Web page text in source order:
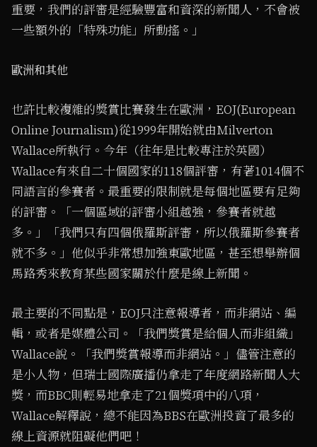
重要，我們的評審是經驗豐富和資深的新聞人，不會被
一些額外的「特殊功能」所動搖。」
歐洲和其他
也許比較複雜的獎賞比賽發生在歐洲，EOJ(European
Online Journalism)從1999年開始就由Milverton
Wallace所執行。今年（往年是比較專注於英國）
Wallace有來自二十個國家的118個評審，有著1014個不
同語言的參賽者。最重要的限制就是每個地區要有足夠
的評審。「一個區域的評審小組越強，參賽者就越
多。」「我們只有四個俄羅斯評審，所以俄羅斯參賽者
就不多。」他似乎非常想加強東歐地區，甚至想舉辦個
馬路秀來教育某些國家關於什麼是線上新聞。
最主要的不同點是，EOJ只注意報導者，而非網站、編
輯，或者是媒體公司。「我們獎賞是給個人而非組織」
Wallace說。「我們獎賞報導而非網站。」儘管注意的
是小人物，但瑞士國際廣播仍拿走了年度網路新聞人大
獎，而BBC則輕易地拿走了21個獎項中的八項，
Wallace解釋說，總不能因為BBS在歐洲投資了最多的
線上資源就阻礙他們吧！